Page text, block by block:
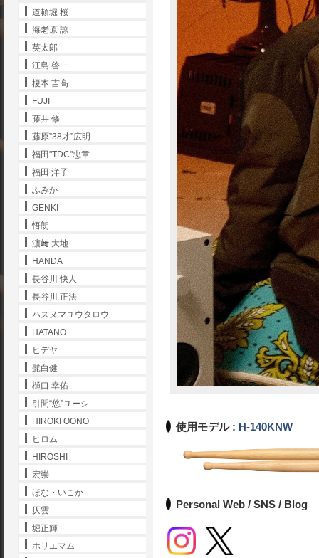
使用モデル : H-140KNW
Personal Web / SNS / Blog
道頓堀 桜
海老原 諒
英太郎
江島 啓一
榎本 吉高
FUJI
藤井 修
藤原”38才”広明
福田"TDC"忠章
福田 洋子
ふみか
GENKI
悟朗
濵﨑 大地
HANDA
長谷川 快人
長谷川 正法
ハスヌマユウタロウ
HATANO
ヒデヤ
髭白健
樋口 幸佑
引間“悠”ユーシ
HIROKI OONO
ヒロム
HIROSHI
宏崇
ほな・いこか
仄雲
堀正輝
ホリエマム